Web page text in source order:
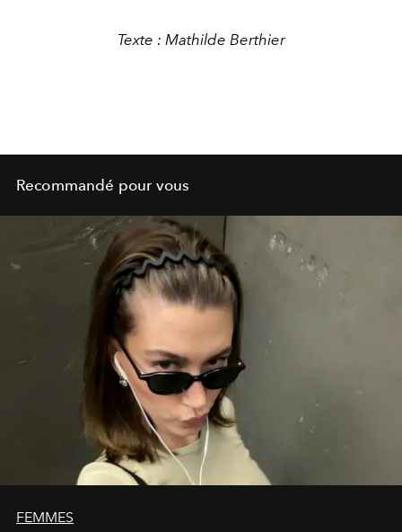
Texte : Mathilde Berthier
Recommandé pour vous
FEMMES